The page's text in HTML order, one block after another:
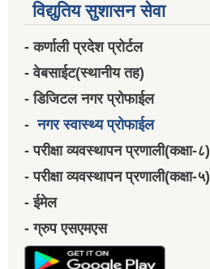
विद्युतिय सुशासन सेवा
- कर्णाली प्रदेश प्रोर्टल
- वेबसाईट(स्थानीय तह)
- डिजिटल नगर प्रोफाईल
-नगर स्वास्थ्य प्रोफाईल
- परीक्षा व्यवस्थापन प्रणाली(कक्षा-८)
- परीक्षा व्यवस्थापन प्रणाली(कक्षा-५)
- ईमेल
- ग्रुप एसएमएस